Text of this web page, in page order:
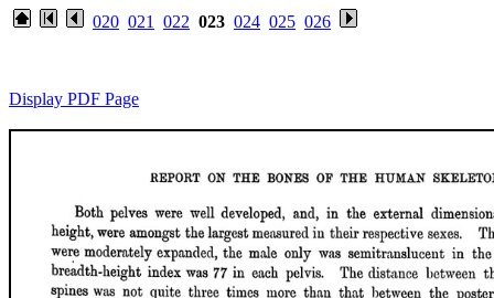
020 021 022 023 024 025 026
Display PDF Page